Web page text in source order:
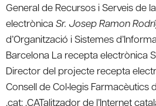
General de Recursos i Serveis de
electrònica Sr. Josep Ramon
d’Organització i Sistemes
Barcelona La recepta electrònica
Director del projecte recepta
Consell de Col•legis Farmacèutics
.cat: .CATalitzador de l’Internet